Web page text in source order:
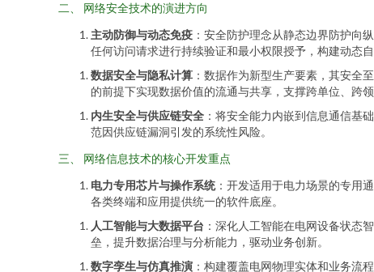
二、 网络安全技术的演进方向
主动防御与动态免疫 ：安全防护理念从静态边界防护向
任何访问请求进行持续验证和最小权限授予，构建动态自
数据安全与隐私计算 ：数据作为新型生产要素，其安全
的前提下实现数据价值的流通与共享，支撑跨单位、跨领
内生安全与供应链安全 ：将安全能力内嵌到信息通信基
范因供应链漏洞引发的系统性风险。
三、 网络信息技术的核心开发重点
电力专用芯片与操作系统：开发适用于电力场景的专用
各类终端和应用提供统一的软件底座。
人工智能与大数据平台 ：深化人工智能在电网设备状态
垒，提升数据治理与分析能力，驱动业务创新。
数字孪生与仿真推演 ：构建覆盖电网物理实体和业务流